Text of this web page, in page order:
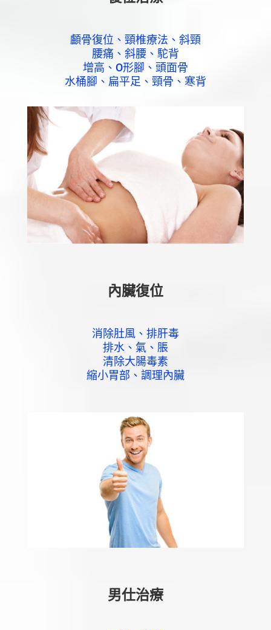
顱骨復位、頸椎療法、斜頸
腰痛、斜腰、駝背
增高、O形腳、頭面骨
水桶腳、扁平足、頸骨、寒背
內臟復位
消除肚風、排肝毒
排水、氣、脹
清除大腸毒素
縮小胃部、調理內臟
男仕治療